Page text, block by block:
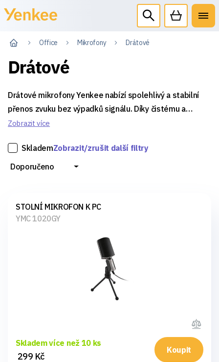
Office Mikrofony Drátové
Drátové
Drátové mikrofony Yenkee nabízí spolehlivý a stabilní
přenos zvuku bez výpadků signálu. Díky čistému a
přirozenému zvuku jsou ideální pro nahrávání,
konstrukce a snadné zapojení zajišťují praktické a
kvalitní řešení pro každodenní využití.
Zobrazit více
SklademZobrazit/zrušit další filtry
Doporučeno
STOLNÍ MIKROFON K PC
YMC 1020GY
Skladem více než 10 ks
299 Kč
Koupit